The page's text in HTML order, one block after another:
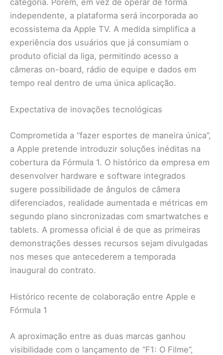
independente, a plataforma será incorporada ao
ecossistema da Apple TV. A medida simplifica a
experiência dos usuários que já consumiam o
produto oficial da liga, permitindo acesso a
câmeras on-board, rádio de equipe e dados em
tempo real dentro de uma única aplicação.
Expectativa de inovações tecnológicas
Comprometida a “fazer esportes de maneira única”,
a Apple pretende introduzir soluções inéditas na
cobertura da Fórmula 1. O histórico da empresa em
desenvolver hardware e software integrados
sugere possibilidade de ângulos de câmera
diferenciados, realidade aumentada e métricas em
segundo plano sincronizadas com smartwatches e
tablets. A promessa oficial é de que as primeiras
demonstrações desses recursos sejam divulgadas
nos meses que antecederem a temporada
inaugural do contrato.
Histórico recente de colaboração entre Apple e
Fórmula 1
A aproximação entre as duas marcas ganhou
visibilidade com o lançamento de “F1: O Filme”,